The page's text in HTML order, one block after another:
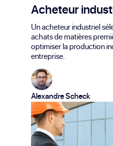
Acheteur
Un acheteur industriel
achats de matières
optimiser la production
entreprise.
Alexandre Scheck